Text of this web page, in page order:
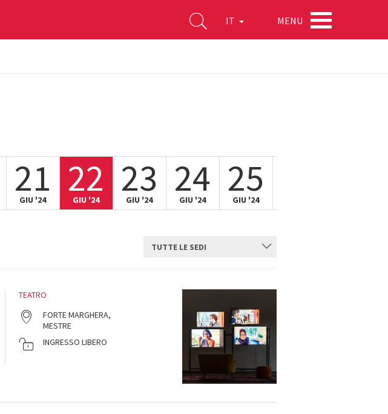
IT MENU
21
GIU '24 22
GIU '24 23
GIU '24 24
GIU '24 25
GIU '24
TUTTE LE SEDI
TEATRO
FORTE MARGHERA,
MESTRE
INGRESSO LIBERO